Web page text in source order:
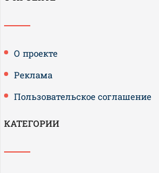
О проекте
Реклама
Пользовательское соглашение
КАТЕГОРИИ